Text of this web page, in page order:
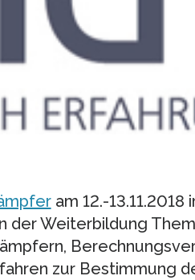
am 12.-13.11.2018
der Weiterbildung
zur Bestimmung